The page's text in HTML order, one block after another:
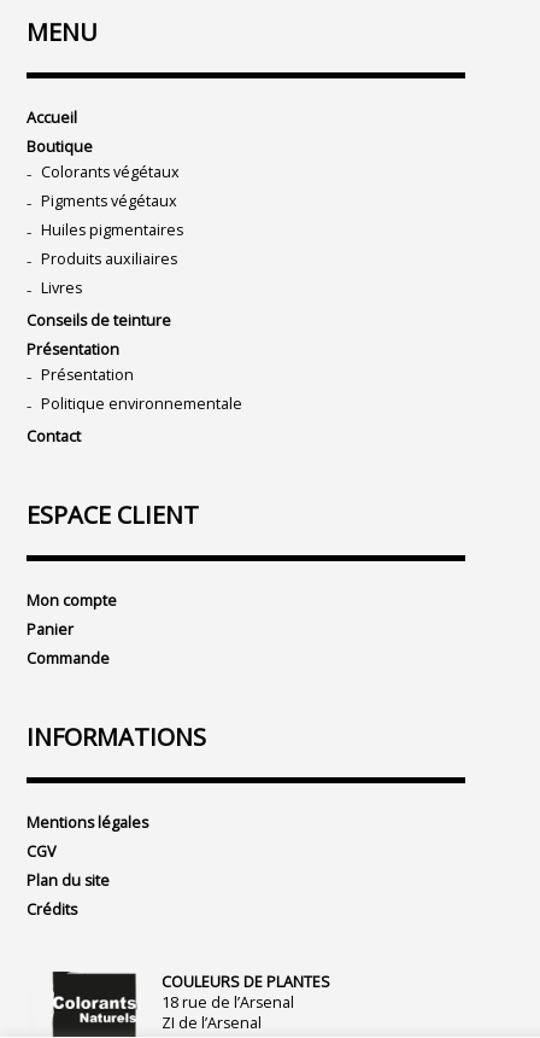
MENU
Accueil
Boutique
Colorants végétaux
Pigments végétaux
Huiles pigmentaires
Produits auxiliaires
Livres
Conseils de teinture
Présentation
Présentation
Politique environnementale
Contact
ESPACE CLIENT
Mon compte
Panier
Commande
INFORMATIONS
Mentions légales
CGV
Plan du site
Crédits
COULEURS DE PLANTES
18 rue de l’Arsenal
ZI de l’Arsenal